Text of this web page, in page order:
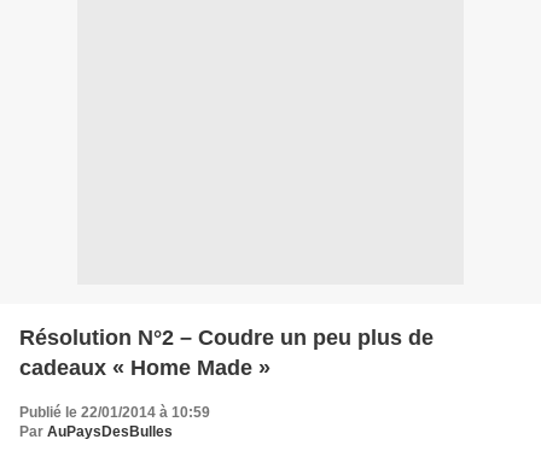
Résolution N°2 – Coudre un peu plus de
cadeaux « Home Made »
Publié le 22/01/2014 à 10:59
Par AuPaysDesBulles